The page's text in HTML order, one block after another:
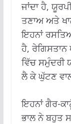
ਜਾਂਦਾ ਹੈ,
ਤਣਾਅ ਅਤੇ
ਇਹਨਾਂ
ਹੈ, ਰੇਗਿਸਤਾਨ
ਵਿੱਚ ਸਮੁੰਦਰੀ
ਲੈ ਕੇ ਘੁੱਟਣ
ਇਹਨਾਂ ਗੈਰ-
ਭਾਲ ਨੇ ਬਹੁਤ